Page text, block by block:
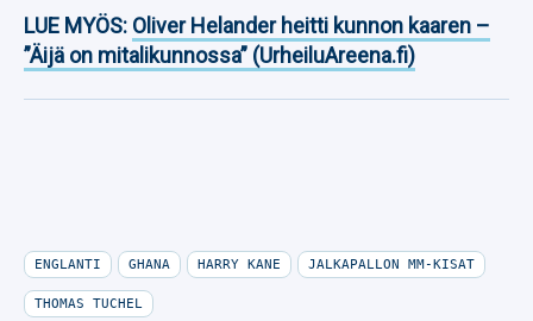
LUE MYÖS: Oliver Helander heitti kunnon kaaren –
”Äijä on mitalikunnossa” (UrheiluAreena.fi)
ENGLANTI GHANA HARRY KANE JALKAPALLON MM-KISAT
THOMAS TUCHEL